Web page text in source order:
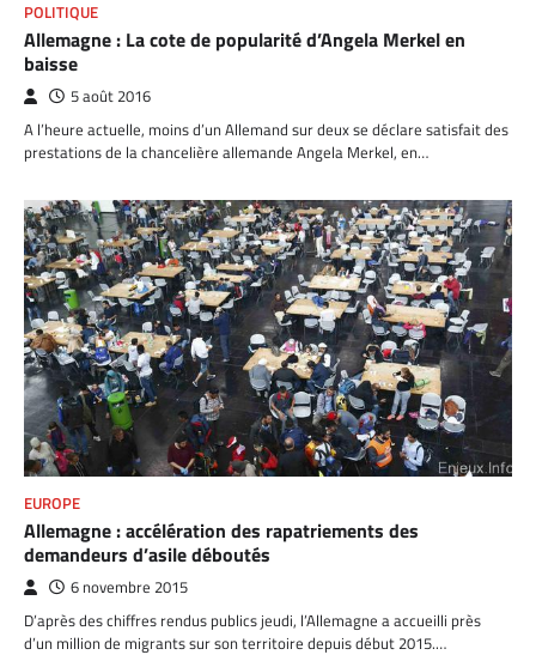
POLITIQUE
Allemagne : La cote de popularité d’Angela Merkel en
baisse
5 août 2016
A l’heure actuelle, moins d’un Allemand sur deux se déclare satisfait des
prestations de la chancelière allemande Angela Merkel, en…
EUROPE
Allemagne : accélération des rapatriements des
demandeurs d’asile déboutés
6 novembre 2015
D’après des chiffres rendus publics jeudi, l’Allemagne a accueilli près
d’un million de migrants sur son territoire depuis début 2015.…